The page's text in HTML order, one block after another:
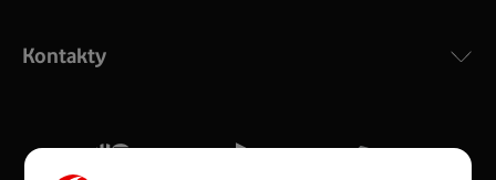
silný signál pro celou domácnost. Kompaktní rozměry 21
Více o COMPAL CH7465VF
Kontakty